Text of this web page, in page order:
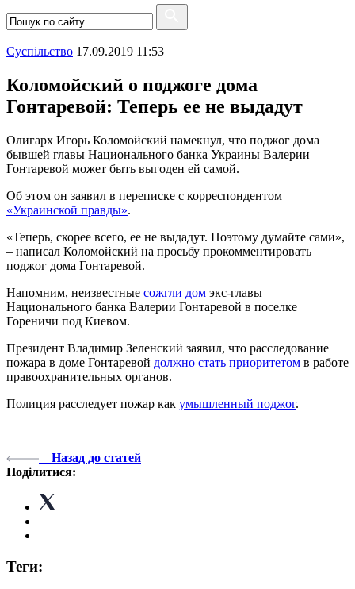
Суспiльство 17.09.2019 11:53
Коломойский о поджоге дома
Гонтаревой: Теперь ее не выдадут
Олигарх Игорь Коломойский намекнул, что поджог дома
бывшей главы Национального банка Украины Валерии
Гонтаревой может быть выгоден ей самой.
Об этом он заявил в переписке с корреспондентом
«Украинской правды».
«Теперь, скорее всего, ее не выдадут. Поэтому думайте сами»,
– написал Коломойский на просьбу прокомментировать
поджог дома Гонтаревой.
Напомним, неизвестные сожгли дом экс-главы
Национального банка Валерии Гонтаревой в поселке
Гореничи под Киевом.
Президент Владимир Зеленский заявил, что расследование
пожара в доме Гонтаревой должно стать приоритетом в работе
правоохранительных органов.
Полиция расследует пожар как умышленный поджог.
Назад до статей
Поділитися:
Теги: